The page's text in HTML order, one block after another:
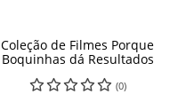
Coleção de Filmes Porque
Boquinhas dá Resultados
(0)